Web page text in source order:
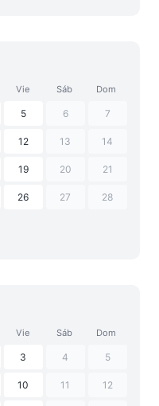
Vie Sáb Dom
5 6 7
12 13 14
19 20 21
26 27 28
Vie Sáb Dom
3 4 5
10 11 12